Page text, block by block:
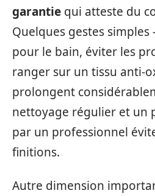
garantie qui atteste du
Quelques gestes
pour le bain, éviter les
ranger sur un tissu anti-
prolongent
nettoyage régulier et un
par un professionnel
finitions.
Autre dimension